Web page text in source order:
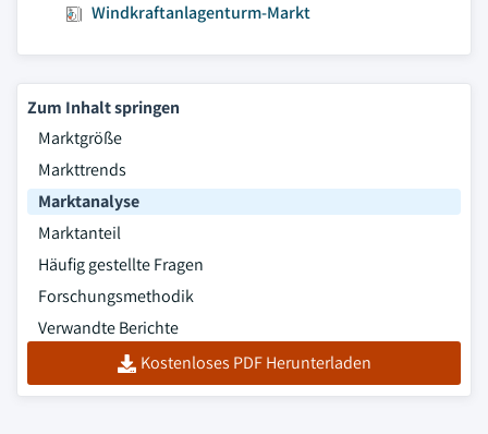
Windkraftanlagenturm-Markt
Zum Inhalt springen
Marktgröße
Markttrends
Marktanalyse
Marktanteil
Häufig gestellte Fragen
Forschungsmethodik
Verwandte Berichte
Kostenloses PDF Herunterladen